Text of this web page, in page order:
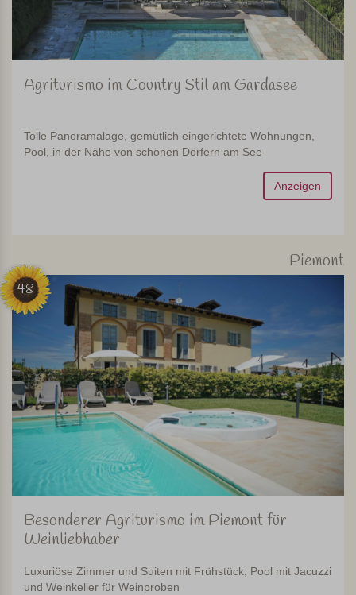
Agriturismo im Country Stil am Gardasee
Tolle Panoramalage, gemütlich eingerichtete Wohnungen,
Pool, in der Nähe von schönen Dörfern am See
Anzeigen
Piemont
48
Besonderer Agriturismo im Piemont für
Weinliebhaber
Luxuriöse Zimmer und Suiten mit Frühstück, Pool mit Jacuzzi
und Weinkeller für Weinproben